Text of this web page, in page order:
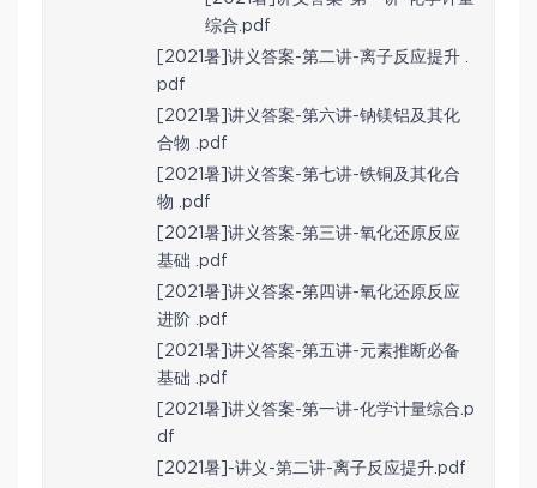
综合.pdf
[2021暑]讲义答案-第二讲-离子反应提升 .
pdf
[2021暑]讲义答案-第六讲-钠镁铝及其化
合物 .pdf
[2021暑]讲义答案-第七讲-铁铜及其化合
物 .pdf
[2021暑]讲义答案-第三讲-氧化还原反应
基础 .pdf
[2021暑]讲义答案-第四讲-氧化还原反应
进阶 .pdf
[2021暑]讲义答案-第五讲-元素推断必备
基础 .pdf
[2021暑]讲义答案-第一讲-化学计量综合.p
df
[2021暑]-讲义-第二讲-离子反应提升.pdf